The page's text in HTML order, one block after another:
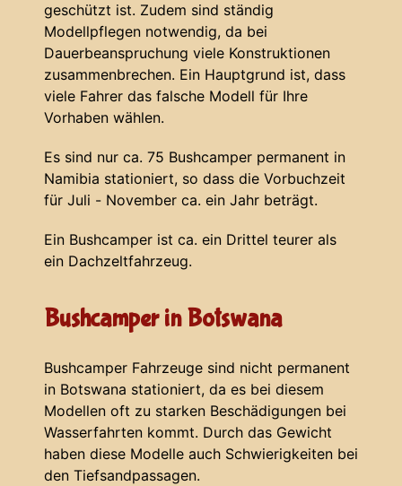
geschützt ist. Zudem sind ständig
Modellpflegen notwendig, da bei
Dauerbeanspruchung viele Konstruktionen
zusammenbrechen. Ein Hauptgrund ist, dass
viele Fahrer das falsche Modell für Ihre
Vorhaben wählen.
Es sind nur ca. 75 Bushcamper permanent in
Namibia stationiert, so dass die Vorbuchzeit
für Juli - November ca. ein Jahr beträgt.
Ein Bushcamper ist ca. ein Drittel teurer als
ein Dachzeltfahrzeug.
Bushcamper in Botswana
Bushcamper Fahrzeuge sind nicht permanent
in Botswana stationiert, da es bei diesem
Modellen oft zu starken Beschädigungen bei
Wasserfahrten kommt. Durch das Gewicht
haben diese Modelle auch Schwierigkeiten bei
den Tiefsandpassagen.